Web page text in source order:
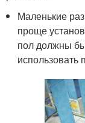
Маленькие
проще
пол должны
использовать